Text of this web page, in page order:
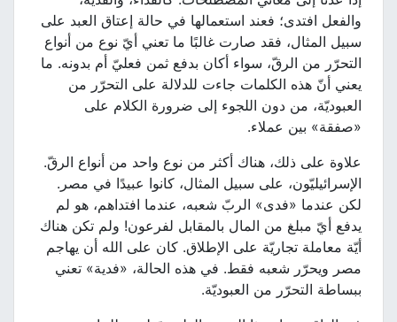
والفعل افتدى؛ فعند استعمالها في حالة إعتاق العبد على
سبيل المثال، فقد صارت غالبًا ما تعني أيّ نوع من أنواع
التحرّر من الرقّ، سواء أكان بدفع ثمن فعليّ أم بدونه. ما
يعني أنّ هذه الكلمات جاءت للدلالة على التحرّر من
العبوديّة، من دون اللجوء إلى ضرورة الكلام على
«صفقة» بين عملاء.
علاوة على ذلك، هناك أكثر من نوع واحد من أنواع الرقّ.
الإسرائيليّون، على سبيل المثال، كانوا عبيدًا في مصر.
لكن عندما «فدى» الربّ شعبه، عندما افتداهم، هو لم
يدفع أيّ مبلغ من المال بالمقابل لفرعون! ولم تكن هناك
أيّة معاملة تجاريّة على الإطلاق. كان على الله أن يهاجم
مصر ويحرّر شعبه فقط. في هذه الحالة، «فدية» تعني
ببساطة التحرّر من العبوديّة.